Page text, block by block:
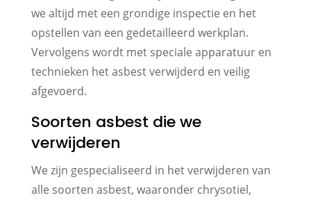
we altijd met een grondige inspectie en het
opstellen van een gedetailleerd werkplan.
Vervolgens wordt met speciale apparatuur en
technieken het asbest verwijderd en veilig
afgevoerd.
Soorten asbest die we
verwijderen
We zijn gespecialiseerd in het verwijderen van
alle soorten asbest, waaronder chrysotiel,